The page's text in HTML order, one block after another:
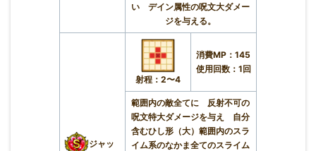
い デイン属性の呪文大ダメー
ジを与える。
ジャッ
射程：2〜4
消費MP：145
使用回数：1回
範囲内の敵全てに 反射不可の
呪文特大ダメージを与え 自分
含むひし形（大）範囲内のスラ
イム系のなかま全てのスライム